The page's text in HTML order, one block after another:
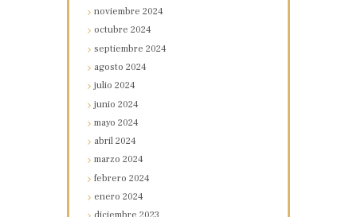
noviembre2024
octubre2024
septiembre2024
agosto2024
julio2024
junio2024
mayo2024
abril2024
marzo2024
febrero2024
enero2024